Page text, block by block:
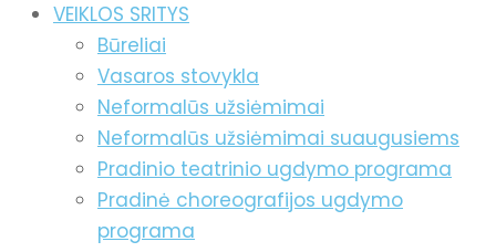
VEIKLOS SRITYS
Būreliai
Vasaros stovykla
Neformalūs užsiėmimai
Neformalūs užsiėmimai suaugusiems
Pradinio teatrinio ugdymo programa
Pradinė choreografijos ugdymo
programa